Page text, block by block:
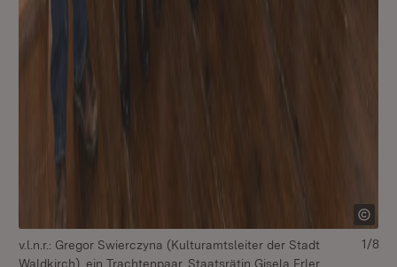
v.l.n.r.: Gregor Swierczyna (Kulturamtsleiter der Stadt
Waldkirch), ein Trachtenpaar, Staatsrätin Gisela Erler,
1/8